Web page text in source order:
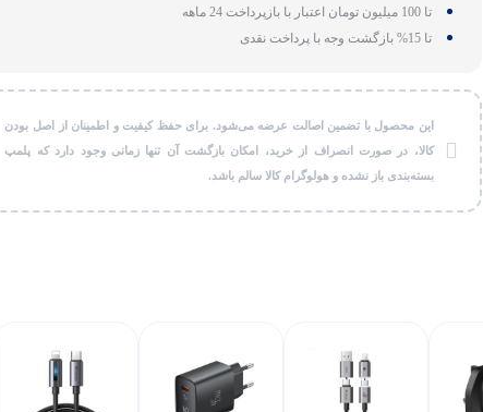
تا 100 میلیون تومان اعتبار با بازپرداخت 24 ماهه
تا 15% بازگشت وجه با پرداخت نقدی
این محصول با تضمین اصالت عرضه می‌شود. برای حفظ کیفیت و اطمینان از اصل بودن
کالا، در صورت انصراف از خرید، امکان بازگشت آن تنها زمانی وجود دارد که پلمپ
بسته‌بندی باز نشده و هولوگرام کالا سالم باشد.